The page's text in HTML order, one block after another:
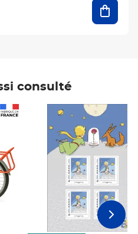
consulté
Prix 7,50€